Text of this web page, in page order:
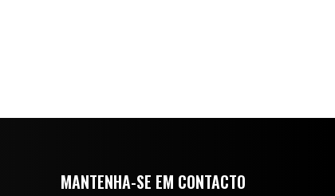
MANTENHA-SE EM CONTACTO